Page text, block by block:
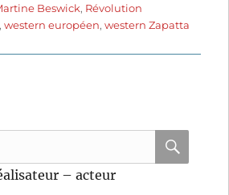
Beswick, Révolution
,western européen,western Zapatta
– acteur